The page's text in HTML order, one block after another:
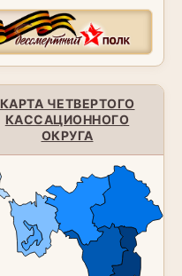
КАРТА ЧЕТВЕРТОГО
КАССАЦИОННОГО
ОКРУГА